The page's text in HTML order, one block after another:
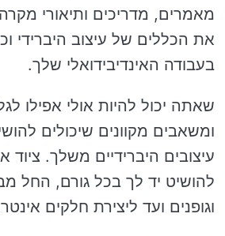
מאמרים, מדריכים ותיאורי
את הכללים של עיצוב היברידי
בעבודה האינדיבידואלי שלך.
שאתה יכול להיות אולי אפילו
ומשאבים מקוונים שיכולים
עיצובים היברידיים משלך. ציוד
להושיט יד לך בכל גורם, החל
וגופנים ועד ליצירת חלקים